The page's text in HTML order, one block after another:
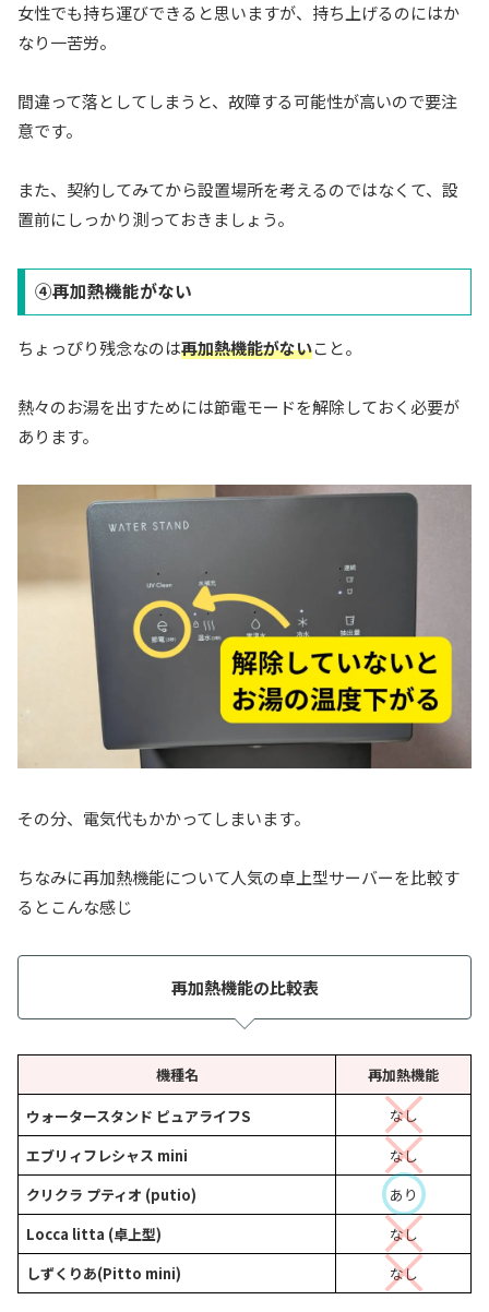
女性でも持ち運びできると思いますが、持ち上げるのにはか
なり一苦労。
間違って落としてしまうと、故障する可能性が高いので要注
意です。
また、契約してみてから設置場所を考えるのではなくて、設
置前にしっかり測っておきましょう。
④再加熱機能がない
ちょっぴり残念なのは再加熱機能がないこと。
熱々のお湯を出すためには節電モードを解除しておく必要が
あります。
その分、電気代もかかってしまいます。
ちなみに再加熱機能について人気の卓上型サーバーを比較す
るとこんな感じ
再加熱機能の比較表
機種名 再加熱機能
ウォータースタンド ピュアライフS
なし
エブリィフレシャス mini
なし
クリクラ プティオ (putio)
あり
Locca litta (卓上型)
なし
しずくりあ(Pitto mini)
なし